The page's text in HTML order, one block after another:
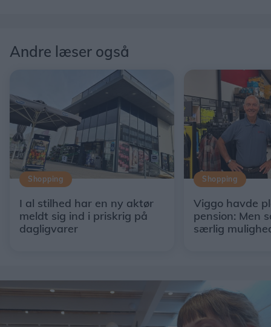
Andre læser også
Shopping
I al stilhed har en ny aktør
meldt sig ind i priskrig på
dagligvarer
Shopping
Viggo havde
pension: Men
særlig